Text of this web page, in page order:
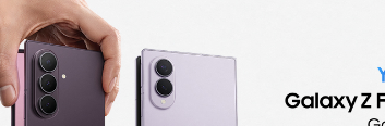
İş İlanları
Yetenek Programları
Etkinlikler
Sertifika Programları
Yeni Mezun İş İlanları
Staj İlanları
İstanbul Avrupa Yakası İş